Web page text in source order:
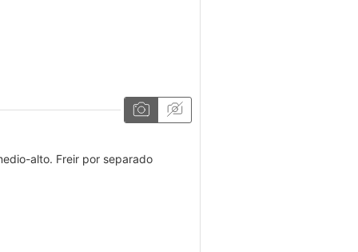
alto. Freir por separado